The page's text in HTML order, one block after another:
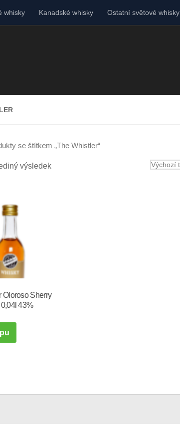
whisky Kanadské whisky Ostatní světové whisky
se štítkem „The Whistler“
výsledek
Oloroso Sherry
43%